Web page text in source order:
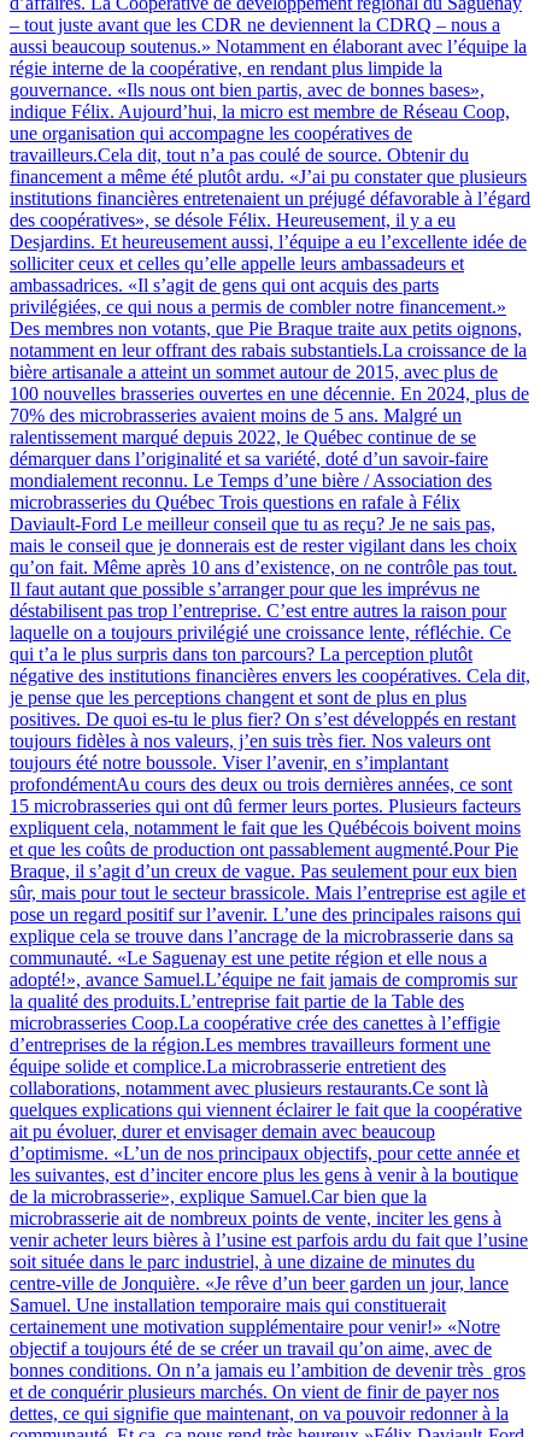
– tout juste avant que les CDR ne deviennent la CDRQ – nous a
aussi beaucoup soutenus.» Notamment en élaborant avec l’équipe la
régie interne de la coopérative, en rendant plus limpide la
gouvernance. «Ils nous ont bien partis, avec de bonnes bases»,
indique Félix. Aujourd’hui, la micro est membre de Réseau Coop,
une organisation qui accompagne les coopératives de
travailleurs.Cela dit, tout n’a pas coulé de source. Obtenir du
financement a même été plutôt ardu. «J’ai pu constater que plusieurs
institutions financières entretenaient un préjugé défavorable à l’égard
des coopératives», se désole Félix. Heureusement, il y a eu
Desjardins. Et heureusement aussi, l’équipe a eu l’excellente idée de
solliciter ceux et celles qu’elle appelle leurs ambassadeurs et
ambassadrices. «Il s’agit de gens qui ont acquis des parts
privilégiées, ce qui nous a permis de combler notre financement.»
Des membres non votants, que Pie Braque traite aux petits oignons,
notamment en leur offrant des rabais substantiels.La croissance de la
bière artisanale a atteint un sommet autour de 2015, avec plus de
100 nouvelles brasseries ouvertes en une décennie. En 2024, plus de
70% des microbrasseries avaient moins de 5 ans. Malgré un
ralentissement marqué depuis 2022, le Québec continue de se
démarquer dans l’originalité et sa variété, doté d’un savoir-faire
mondialement reconnu. Le Temps d’une bière / Association des
microbrasseries du Québec Trois questions en rafale à Félix
Daviault-Ford Le meilleur conseil que tu as reçu? Je ne sais pas,
mais le conseil que je donnerais est de rester vigilant dans les choix
qu’on fait. Même après 10 ans d’existence, on ne contrôle pas tout.
Il faut autant que possible s’arranger pour que les imprévus ne
déstabilisent pas trop l’entreprise. C’est entre autres la raison pour
laquelle on a toujours privilégié une croissance lente, réfléchie. Ce
qui t’a le plus surpris dans ton parcours? La perception plutôt
négative des institutions financières envers les coopératives. Cela dit,
je pense que les perceptions changent et sont de plus en plus
positives. De quoi es-tu le plus fier? On s’est développés en restant
toujours fidèles à nos valeurs, j’en suis très fier. Nos valeurs ont
toujours été notre boussole. Viser l’avenir, en s’implantant
profondémentAu cours des deux ou trois dernières années, ce sont
15 microbrasseries qui ont dû fermer leurs portes. Plusieurs facteurs
expliquent cela, notamment le fait que les Québécois boivent moins
et que les coûts de production ont passablement augmenté.Pour Pie
Braque, il s’agit d’un creux de vague. Pas seulement pour eux bien
sûr, mais pour tout le secteur brassicole. Mais l’entreprise est agile et
pose un regard positif sur l’avenir. L’une des principales raisons qui
explique cela se trouve dans l’ancrage de la microbrasserie dans sa
communauté. «Le Saguenay est une petite région et elle nous a
adopté!», avance Samuel.L’équipe ne fait jamais de compromis sur
la qualité des produits.L’entreprise fait partie de la Table des
microbrasseries Coop.La coopérative crée des canettes à l’effigie
d’entreprises de la région.Les membres travailleurs forment une
équipe solide et complice.La microbrasserie entretient des
collaborations, notamment avec plusieurs restaurants.Ce sont là
quelques explications qui viennent éclairer le fait que la coopérative
ait pu évoluer, durer et envisager demain avec beaucoup
d’optimisme. «L’un de nos principaux objectifs, pour cette année et
les suivantes, est d’inciter encore plus les gens à venir à la boutique
de la microbrasserie», explique Samuel.Car bien que la
microbrasserie ait de nombreux points de vente, inciter les gens à
venir acheter leurs bières à l’usine est parfois ardu du fait que l’usine
soit située dans le parc industriel, à une dizaine de minutes du
centre-ville de Jonquière. «Je rêve d’un beer garden un jour, lance
Samuel. Une installation temporaire mais qui constituerait
certainement une motivation supplémentaire pour venir!» «Notre
objectif a toujours été de se créer un travail qu’on aime, avec de
bonnes conditions. On n’a jamais eu l’ambition de devenir très gros
et de conquérir plusieurs marchés. On vient de finir de payer nos
dettes, ce qui signifie que maintenant, on va pouvoir redonner à la